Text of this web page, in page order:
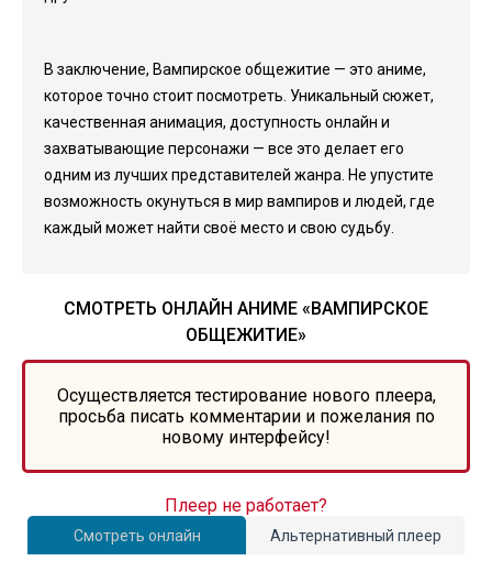
В заключение, Вампирское общежитие — это аниме,
которое точно стоит посмотреть. Уникальный сюжет,
качественная анимация, доступность онлайн и
захватывающие персонажи — все это делает его
одним из лучших представителей жанра. Не упустите
возможность окунуться в мир вампиров и людей, где
каждый может найти своё место и свою судьбу.
СМОТРЕТЬ ОНЛАЙН АНИМЕ «ВАМПИРСКОЕ
ОБЩЕЖИТИЕ»
Осуществляется тестирование нового плеера,
просьба писать комментарии и пожелания по
новому интерфейсу!
Смотреть онлайн Альтернативный плеер
Плеер не работает?